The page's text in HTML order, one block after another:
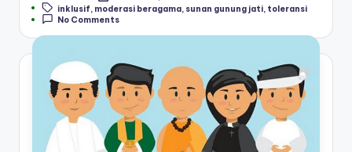
byTags:inklusif moderasi beragama sunan gunung jati toleransi
No Comments